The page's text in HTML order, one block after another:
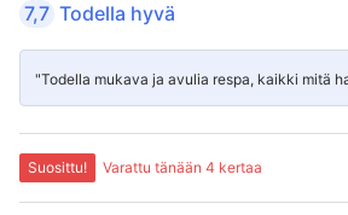
7,7 Todella hyvä
"Todella mukava ja avulia respa, kaikki mitä
Suosittu! Varattu tänään 4 kertaa